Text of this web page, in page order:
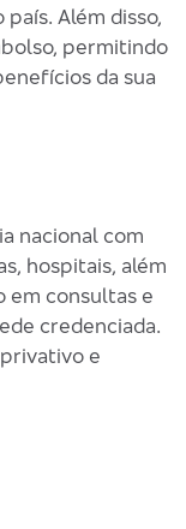
Além disso,
permitindo
da sua
nacional com
hospitais, além
em consultas e
credenciada.
e